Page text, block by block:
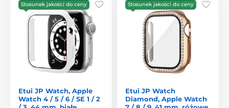
Stosunek jakości do ceny
Etui JP Watch, Apple
Watch 4 / 5 / 6 / SE 1 / 2
Stosunek jakości do ceny
Etui JP Watch
Diamond, Apple Watch